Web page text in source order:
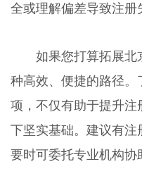
全或理解偏差导致注册
如果您打算拓展北
种高效、便捷的路径
项，不仅有助于提升
下坚实基础。建议有
要时可委托专业机构